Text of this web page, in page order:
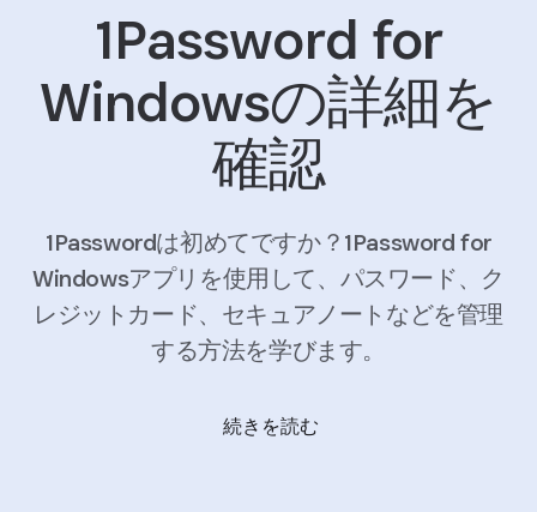
1Password for
Windowsの詳細を
確認
1Passwordは初めてですか？1Password for
Windowsアプリを使用して、パスワード、ク
レジットカード、セキュアノートなどを管理
する方法を学びます。
続きを読む